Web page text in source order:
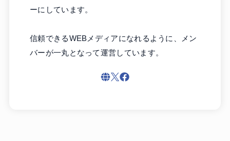
ーにしています。
信頼できるWEBメディアになれるように、メン
バーが一丸となって運営しています。